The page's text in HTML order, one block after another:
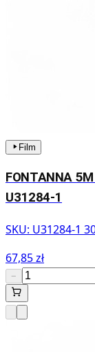
Film
FONTANNA
U31284-1
SKU: U31284-1
67,85 zł
−